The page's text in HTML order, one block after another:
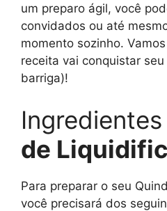
um preparo ágil, você
convidados ou até
momento sozinho.
receita vai conquistar
barriga)!
Ingredientes
de
Para preparar o seu
você precisará dos